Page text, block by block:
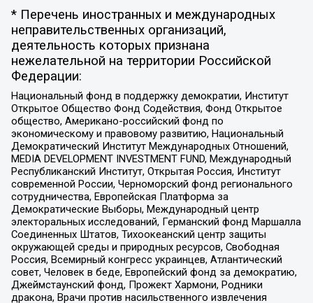
* Перечень иностранных и международных
неправительственных организаций,
деятельность которых признана
нежелательной на территории Российской
Федерации:
Национальный фонд в поддержку демократии, Институт
Открытое Общество Фонд Содействия, Фонд Открытое
общество, Американо-российский фонд по
экономическому и правовому развитию, Национальный
Демократический Институт Международных Отношений,
MEDIA DEVELOPMENT INVESTMENT FUND, Международный
Республиканский Институт, Открытая Россия, Институт
современной России, Черноморский фонд регионального
сотрудничества, Европейская Платформа за
Демократические Выборы, Международный центр
электоральных исследований, Германский фонд Маршалла
Соединенных Штатов, Тихоокеанский центр защиты
окружающей среды и природных ресурсов, Свободная
Россия, Всемирный конгресс украинцев, Атлантический
совет, Человек в беде, Европейский фонд за демократию,
Джеймстаунский фонд, Прожект Хармони, Родники
дракона, Врачи против насильственного извлечения